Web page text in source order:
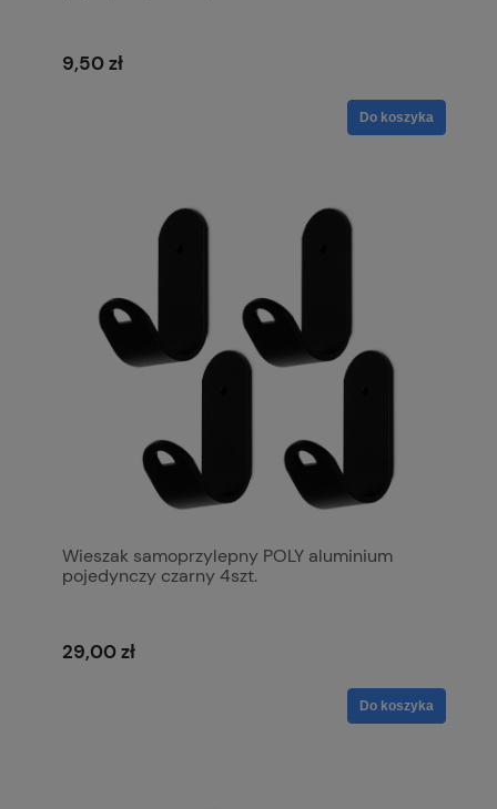
9,50 zł
Do koszyka
Wieszak samoprzylepny POLY aluminium
pojedynczy czarny 4szt.
29,00 zł
Do koszyka